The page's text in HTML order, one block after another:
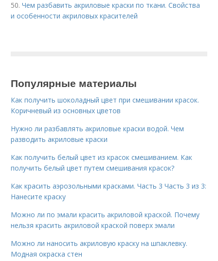
50.Чем разбавить акриловые краски по ткани. Свойства
и особенности акриловых красителей
Популярные материалы
Как получить шоколадный цвет при смешивании красок.
Коричневый из основных цветов
Нужно ли разбавлять акриловые краски водой. Чем
разводить акриловые краски
Как получить белый цвет из красок смешиванием. Как
получить белый цвет путем смешивания красок?
Как красить аэрозольными красками. Часть 3 Часть 3 из 3:
Нанесите краску
Можно ли по эмали красить акриловой краской. Почему
нельзя красить акриловой краской поверх эмали
Можно ли наносить акриловую краску на шпаклевку.
Модная окраска стен